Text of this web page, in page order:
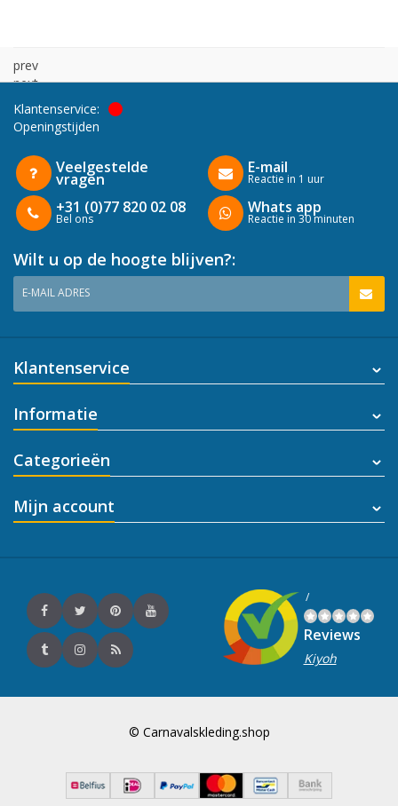
prev
next
Klantenservice:
Openingstijden
Veelgestelde
vragen
+31 (0)77 820 02 08
Bel ons
E-mail
Reactie in 1 uur
Whats app
Reactie in 30 minuten
Wilt u op de hoogte blijven?:
E-MAIL ADRES
Klantenservice
Informatie
Categorieën
Mijn account
/
Reviews
Kiyoh
© Carnavalskleding.shop